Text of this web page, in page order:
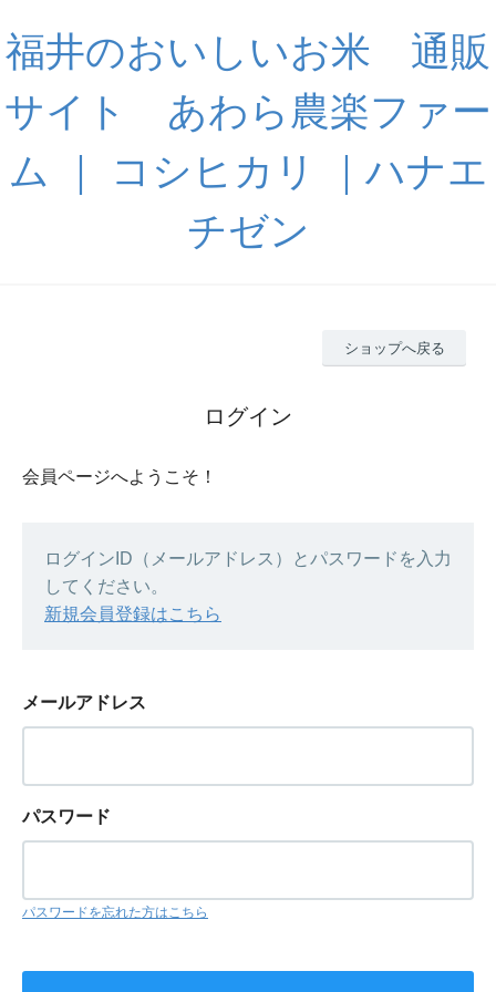
福井のおいしいお米 通販
サイト あわら農楽ファー
ム ｜ コシヒカリ ｜ハナエ
チゼン
ショップへ戻る
ログイン
会員ページへようこそ！
ログインID（メールアドレス）とパスワードを入力
してください。
新規会員登録はこちら
メールアドレス
パスワード
パスワードを忘れた方はこちら